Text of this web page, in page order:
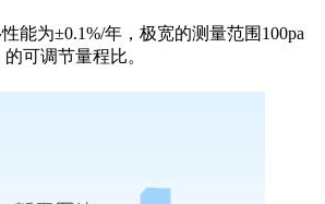
能为±0.1%/年，极宽的测量范围100pa
的可调节量程比。